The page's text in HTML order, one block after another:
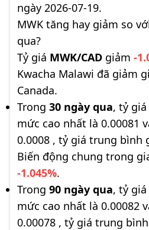
ngày 2026-07-19.
MWK tăng hay giảm so
qua?
Tỷ giá MWK/CAD giảm -
Kwacha Malawi đã giảm
Canada.
Trong 30 ngày qua, tỷ giá
mức cao nhất là 0.00081
0.0008 , tỷ giá trung bình
Biến động chung trong
-1.045%.
Trong 90 ngày qua, tỷ giá
mức cao nhất là 0.00082
0.00078 , tỷ giá trung